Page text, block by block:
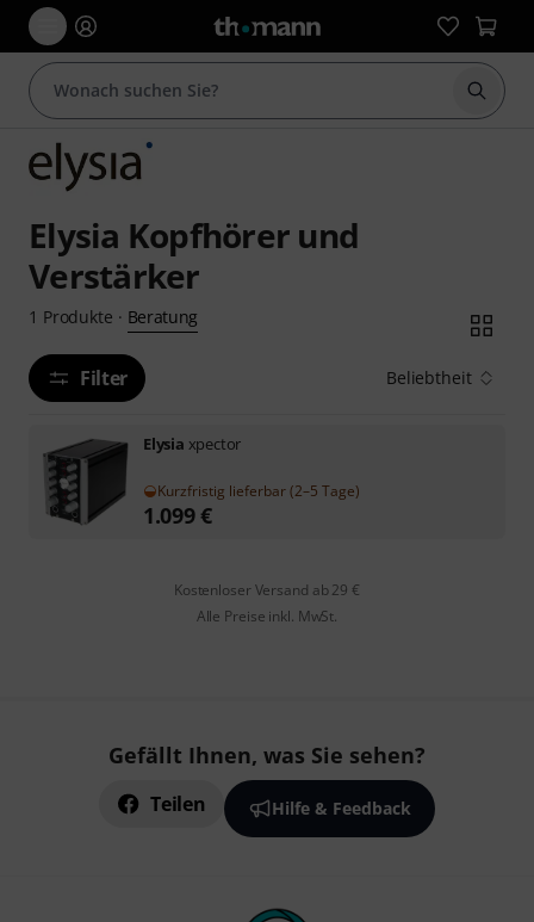
Suche
Elysia Kopfhörer und
Verstärker
1 Produkte · Beratung
Filter Beliebtheit
Elysia xpector
Kurzfristig lieferbar (2–5 Tage)
1.099€
Kostenloser Versand ab 29 €
Alle Preise inkl. MwSt.
Gefällt Ihnen, was Sie sehen?
Teilen Hilfe & Feedback